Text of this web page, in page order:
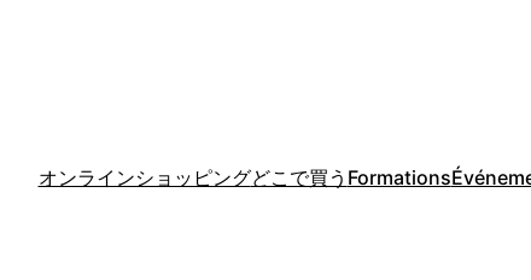
オンラインショッピングどこで買う Formations